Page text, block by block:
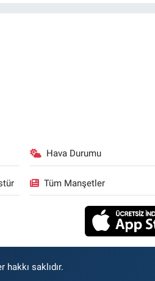
Hava Durumu
Tüm Manşetler
saklıdır.